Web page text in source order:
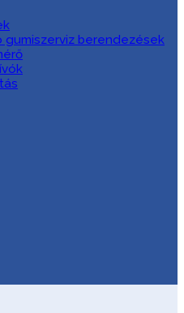
gumiszerviz berendezések